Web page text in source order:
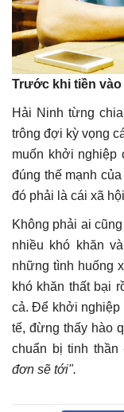
Trước khi tiền
Hải Ninh từng
trông đợi kỳ vọng
muốn khởi nghiệp
đúng thế mạnh
đó phải là cái xã
Không phải ai cũng
nhiều khó khăn
những tình huống
khó khăn thất bại
cả. Để khởi nghiệp
tế, đừng thấy hào
chuẩn bị tinh thần
đơn sẽ tới".